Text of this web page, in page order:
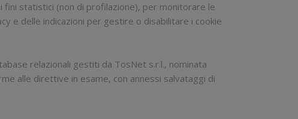
statistici (non di profilazione), per monitorare le
e delle indicazioni per gestire o disabilitare i cookie
relazionali gestiti da TosNet s.r.l., nominata
alle direttive in esame, con annessi salvataggi di